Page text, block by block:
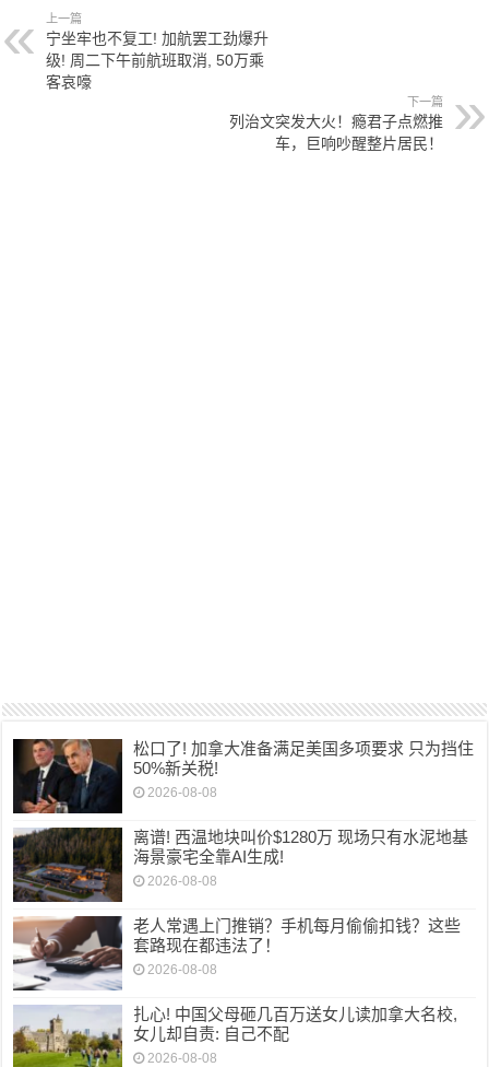
上一篇
宁坐牢也不复工! 加航罢工劲爆升
级! 周二下午前航班取消, 50万乘
客哀嚎
下一篇
列治文突发大火！瘾君子点燃推
车，巨响吵醒整片居民！
松口了! 加拿大准备满足美国多项要求 只为挡住
50%新关税!
2026-08-08
离谱! 西温地块叫价$1280万 现场只有水泥地基
海景豪宅全靠AI生成!
2026-08-08
老人常遇上门推销？手机每月偷偷扣钱？这些
套路现在都违法了！
2026-08-08
扎心! 中国父母砸几百万送女儿读加拿大名校,
女儿却自责: 自己不配
2026-08-08